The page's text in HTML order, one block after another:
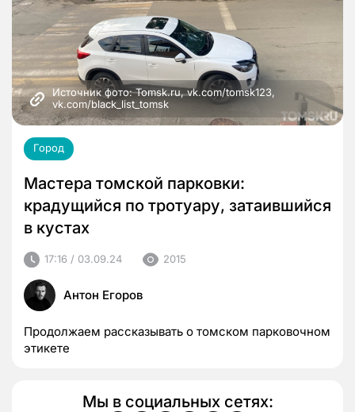
Источник фото: Tomsk.ru, vk.com/tomsk123,
vk.com/black_list_tomsk
Город
Мастера томской парковки:
крадущийся по тротуару, затаившийся
в кустах
17:16 / 03.09.24 2015
Антон Егоров
Продолжаем рассказывать о томском парковочном
этикете
Мы в социальных сетях: